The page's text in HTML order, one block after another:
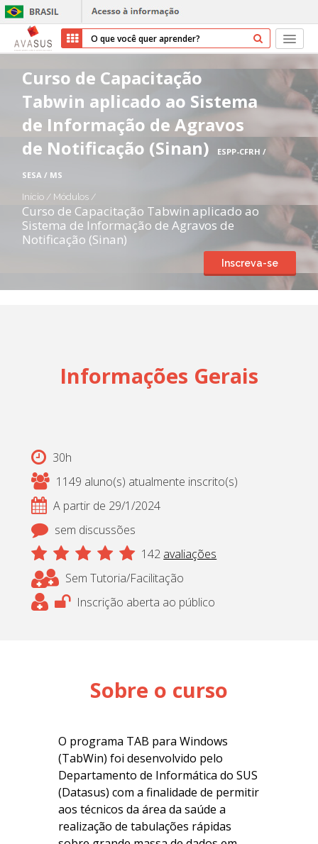
Início
Cursos
Parceiros
Transparência
Curso de Capacitação
Tabwin aplicado ao Sistema
de Informação de Agravos
de Notificação (Sinan)
ESPP-CFRH /
SESA / MS
Início / Módulos /
Curso de Capacitação Tabwin aplicado ao
Sistema de Informação de Agravos de
Notificação (Sinan)
Inscreva-se
Informações Gerais
30h
1149 aluno(s) atualmente inscrito(s)
A partir de 29/1/2024
sem discussões
142 avaliações
Sem Tutoria/Facilitação
Inscrição aberta ao público
Sobre o curso
O programa TAB para Windows
(TabWin) foi desenvolvido pelo
Departamento de Informática do SUS
(Datasus) com a finalidade de permitir
aos técnicos da área da saúde a
realização de tabulações rápidas